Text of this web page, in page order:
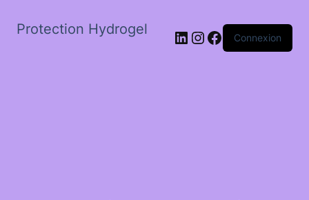
Protection Hydrogel LinkedIn
Instagram
Facebook
Connexion